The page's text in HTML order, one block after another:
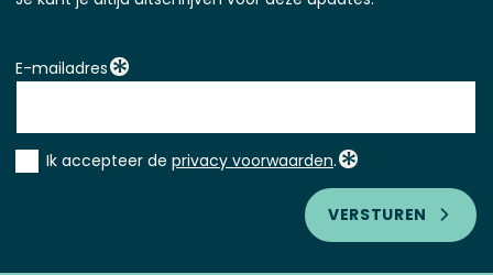
E-mailadres
Instemming
Ik accepteer de privacy voorwaarden.
VERSTUREN